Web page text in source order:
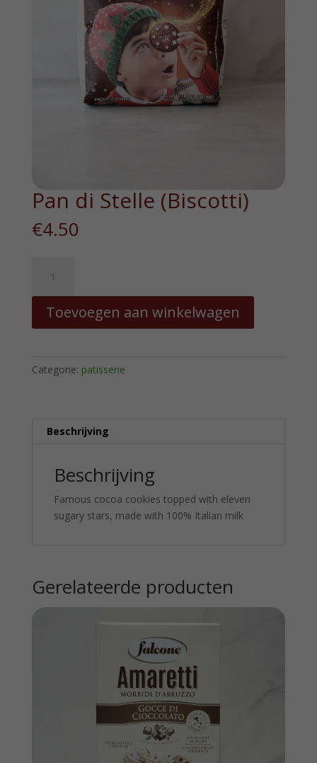
Pan di Stelle (Biscotti)
€4.50
Stelle
(Biscotti)
hoeveelheid
Toevoegen aan winkelwagen
Categorie: patisserie
Beschrijving
Beschrijving
Famous cocoa cookies topped with eleven
sugary stars, made with 100% Italian milk
Gerelateerde producten